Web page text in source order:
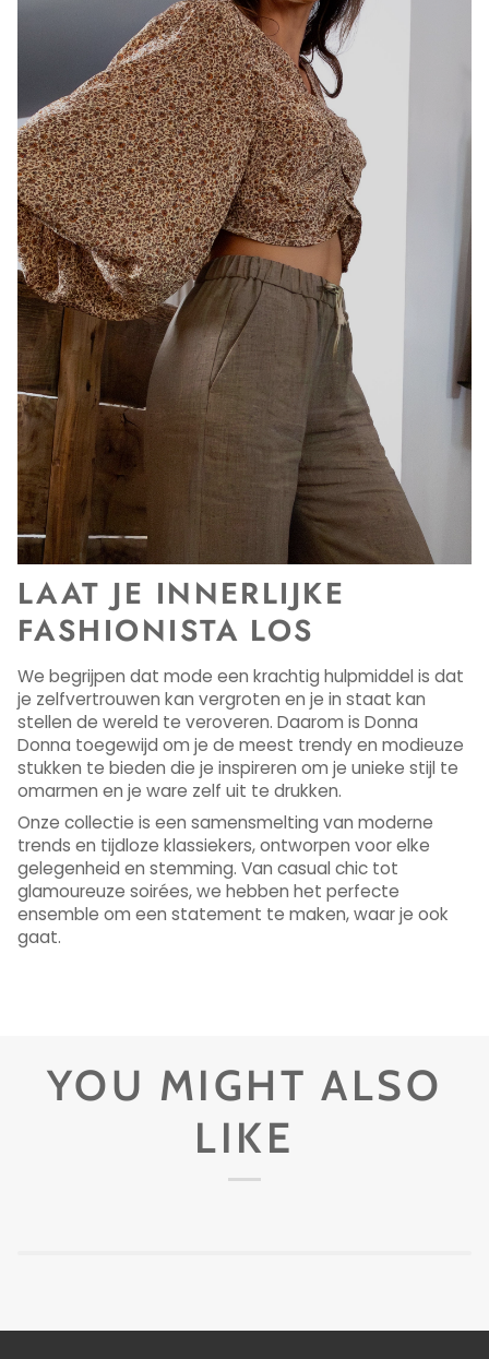
LAAT JE INNERLIJKE
FASHIONISTA LOS
We begrijpen dat mode een krachtig hulpmiddel is dat
je zelfvertrouwen kan vergroten en je in staat kan
stellen de wereld te veroveren. Daarom is Donna
Donna toegewijd om je de meest trendy en modieuze
stukken te bieden die je inspireren om je unieke stijl te
omarmen en je ware zelf uit te drukken.
Onze collectie is een samensmelting van moderne
trends en tijdloze klassiekers, ontworpen voor elke
gelegenheid en stemming. Van casual chic tot
glamoureuze soirées, we hebben het perfecte
ensemble om een ​​statement te maken, waar je ook
gaat.
YOU MIGHT ALSO
LIKE